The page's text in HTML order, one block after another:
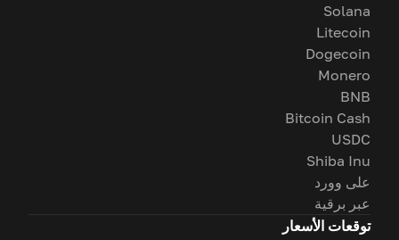
Solana
Litecoin
Dogecoin
Monero
BNB
Bitcoin Cash
USDC
Shiba Inu
على وورد
عبر برقية
توقعات الأسعار